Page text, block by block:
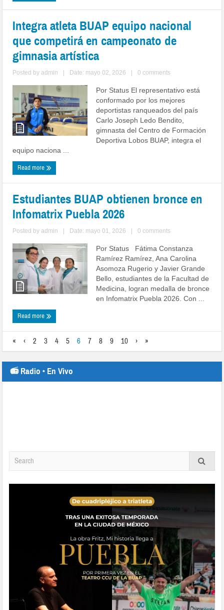
Integra atleta BUAP equipo nacional
que competirá en campeonato de
gimnasia artística
Posted byadmin Date: mayo 02, 2026 0 comments
Por Status El representativo está
conformado por los mejores
deportistas ranqueados del país
Carlo Joseph Ledo Bendito,
gimnasta del Centro de Formación
Deportiva Lobos BUAP, integra el
equipo naciona ...
Read more
Estudiantes BUAP obtienen bronce en
Infomatrix Puebla 2026
Posted byadmin Date: mayo 01, 2026 0 comments
Por Status Fátima Constanza
Ramírez Ramírez, Ana Carolina
Asomoza Rugerio y Javier Grande
Bello, estudiantes de la Facultad de
Medicina, logran medalla de bronce
en Infomatrix Puebla 2026. Con ...
Read more
« ‹ 2 3 4 5 6 7 8 9 10 › »
📻 Radio • En Vivo